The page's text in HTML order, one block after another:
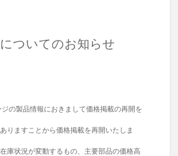
ついてのお知らせ
の製品情報におきまして価格掲載の再開を
りますことから価格掲載を再開いたしま
庫状況が変動するもの、主要部品の価格高